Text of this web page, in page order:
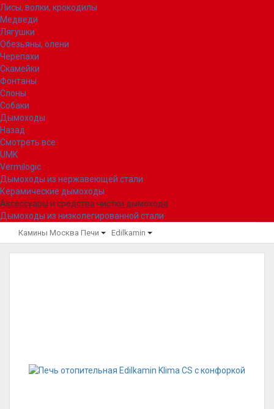
Лисы, волки, крокодилы
Медведи
Лягушки
Обезьяны, олени
Черепахи
Скамейки
Фонтаны
Слоны
Собаки
Дымоходы
Назад
Смотреть все
UMK
Vermilogic
Дымоходы из нержавеющей стали
Керамические дымоходы
Аксессуары и средства чистки дымохода
Дымоходы из низколегированной стали
Камины Москва Печи Edilkamin